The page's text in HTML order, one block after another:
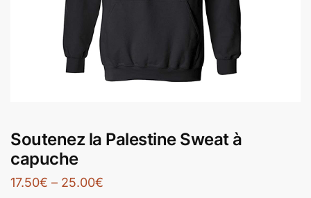
Soutenez la Palestine Sweat à
capuche
17.50€ – 25.00€